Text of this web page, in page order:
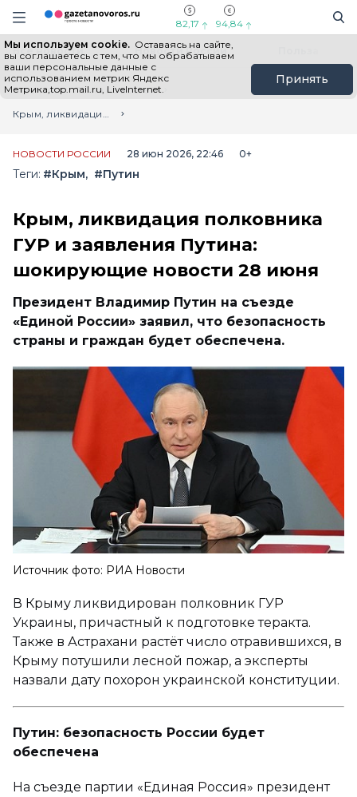
Информационный портал "ГазетаНоворос.ру"
Навигация сайта
82,17 94,84
Мы используем cookie. Оставаясь на сайте,
вы соглашаетесь с тем, что мы обрабатываем
ваши персональные данные с
использованием метрик Яндекс
Метрика,top.mail.ru, LiveInternet.
Принять
Все новости Новости России
Главная
Лента новостей
Крым, ликвидация полковника ГУР и заявления Путина: шокирующие новости 28 июня
НОВОСТИ РОССИИ 28 июн 2026, 22:46 0+
Теги: #Крым #Путин
Крым, ликвидация полковника
ГУР и заявления Путина:
шокирующие новости 28 июня
Президент Владимир Путин на съезде
«Единой России» заявил, что безопасность
страны и граждан будет обеспечена.
Источник фото: РИА Новости
В Крыму ликвидирован полковник ГУР
Украины, причастный к подготовке теракта.
Также в Астрахани растёт число отравившихся, в
Крыму потушили лесной пожар, а эксперты
назвали дату похорон украинской конституции.
Путин: безопасность России будет
обеспечена
На съезде партии «Единая Россия» президент